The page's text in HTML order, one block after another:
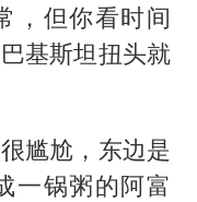
，但你看时间
基斯坦扭头就
尴尬，东边是
一锅粥的阿富